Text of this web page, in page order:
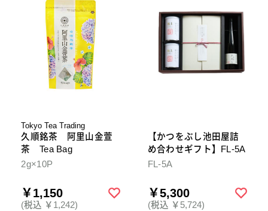
Tokyo Tea Trading
久順銘茶 阿里山金萱
茶 Tea Bag
2g×10P
￥1,150
(税込 ￥1,242)
【かつをぶし池田屋詰
め合わせギフト】FL-5A
FL-5A
￥5,300
(税込 ￥5,724)